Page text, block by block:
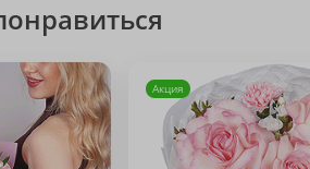
Акция